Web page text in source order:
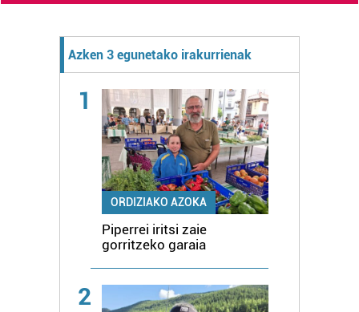
Azken 3 egunetako irakurrienak
1
ORDIZIAKO AZOKA
Piperrei iritsi zaie
gorritzeko garaia
2